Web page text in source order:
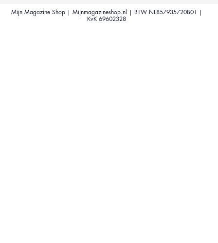
Mijn Magazine Shop | Mijnmagazineshop.nl | BTW NL857935720B01 |
KvK 69602328